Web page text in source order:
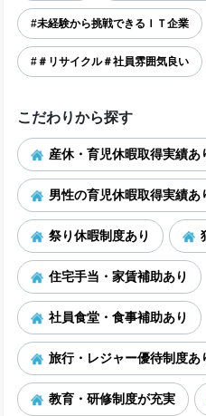
#未経験から挑戦できるＩＴ企業
#＃リサイクル＃社員雰囲気良い
こだわりから探す
産休・育児休暇取得実績あ
男性の育児休暇取得実績あ
祭り休暇制度あり
住宅手当・家賃補助あり
社員食堂・食事補助あり
旅行・レジャー優待制度あ
教育・研修制度が充実